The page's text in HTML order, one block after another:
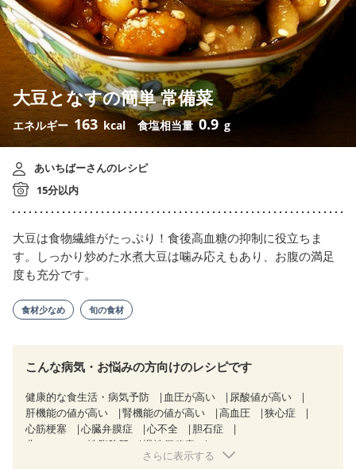
大豆となすの簡単 常備菜
エネルギー 163 kcal 食塩相当量0.9 g
あいちばーさんのレシピ
15分以内
大豆は食物繊維がたっぷり！食後高血糖の抑制に役立ちま
す。しっかり炒めた水煮大豆は噛み応えもあり、お腹の満足
度も充分です。
食材少なめ 旬の食材
こんな病気・お悩みの方向けのレシピです
健康的な食生活・病気予防 血圧が高い
尿酸値が高い
肝機能の値が高い
腎機能の値が高い 高血圧
狭心症
心筋梗塞
心臓弁膜症 心不全
胆石症
非アルコール性脂肪肝
慢性便秘症
睡眠時無呼吸症候群
さらに表示する